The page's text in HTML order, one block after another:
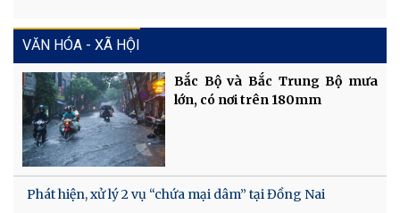
VĂN HÓA - XÃ HỘI
Bắc Bộ và Bắc Trung Bộ mưa
lớn, có nơi trên 180mm
Phát hiện, xử lý 2 vụ “chứa mại dâm” tại Đồng Nai